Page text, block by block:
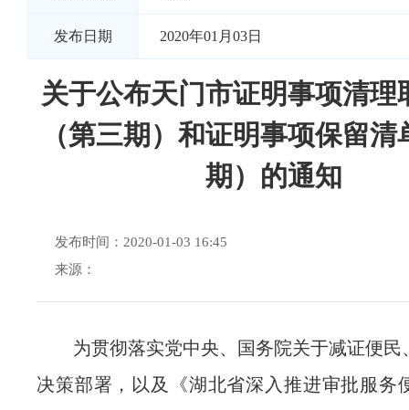
发布日期 2020年01月03日
关于公布天门市证明事项清理
（第三期）和证明事项保留清
期）的通知
发布时间：2020-01-03 16:45
来源：
为贯彻落实党中央、国务院关于减证便民
决策部署，以及《湖北省深入推进审批服务